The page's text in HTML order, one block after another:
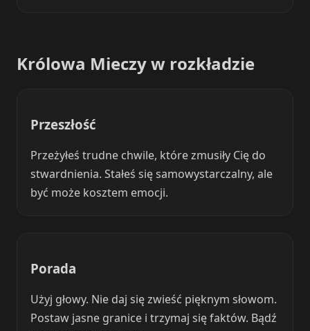
Królowa Mieczy w rozkładzie
Przeszłość
Przeżyłeś trudne chwile, które zmusiły Cię do
stwardnienia. Stałeś się samowystarczalny, ale
być może kosztem emocji.
Porada
Użyj głowy. Nie daj się zwieść pięknym słowom.
Postaw jasne granice i trzymaj się faktów. Bądź